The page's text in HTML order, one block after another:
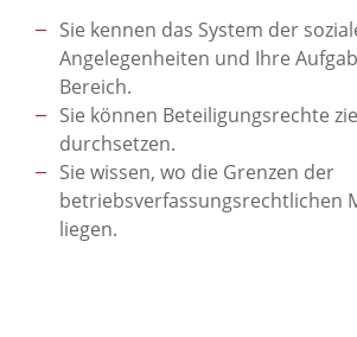
Sie kennen das System der
Angelegenheiten und Ihre
Bereich.
Sie können Beteiligungsrechte
durchsetzen.
Sie wissen, wo die Grenzen der
betriebsverfassungsrechtlichen
liegen.